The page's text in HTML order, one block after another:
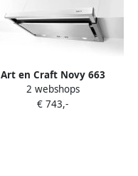
Art en Craft Novy 663
uitschuifkap 60 cm inox
2 webshops
€ 743,-